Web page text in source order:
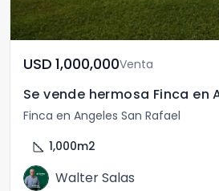
USD	1,000,000Venta
Finca en Angeles San Rafael
square_foot 1,000m2
Walter Salas